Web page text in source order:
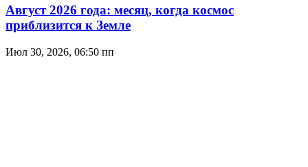
Август 2026 года: месяц, когда космос
приблизится к Земле
Июл 30, 2026, 06:50 пп